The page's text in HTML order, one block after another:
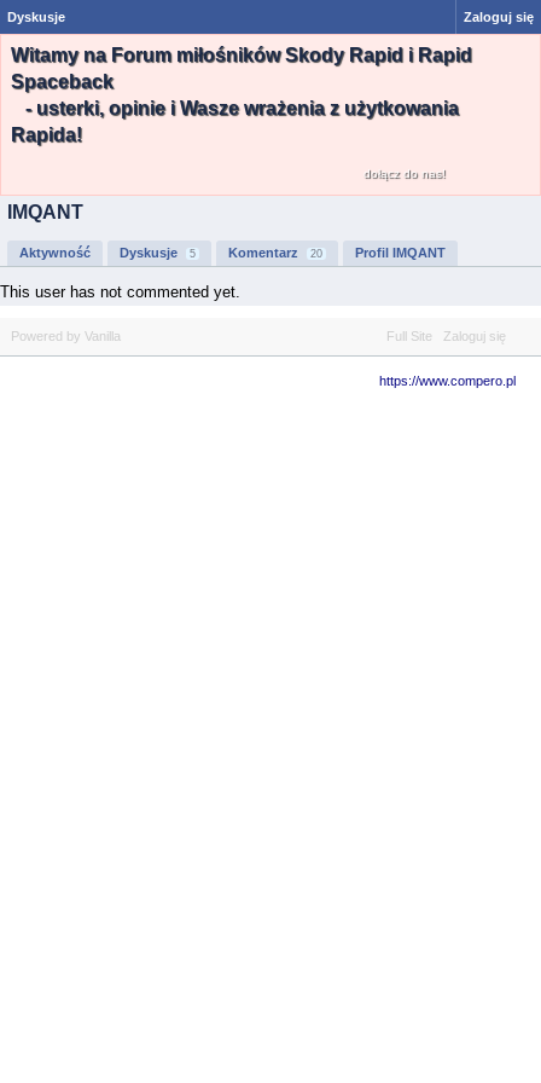
Dyskusje Zaloguj się
Witamy na Forum miłośników Skody Rapid i Rapid
Spaceback
- usterki, opinie i Wasze wrażenia z użytkowania
Rapida!
dołącz do nas!
IMQANT
Aktywność Dyskusje 5 Komentarz 20 Profil IMQANT
This user has not commented yet.
Full Site Zaloguj się
https://www.compero.pl
Powered by Vanilla